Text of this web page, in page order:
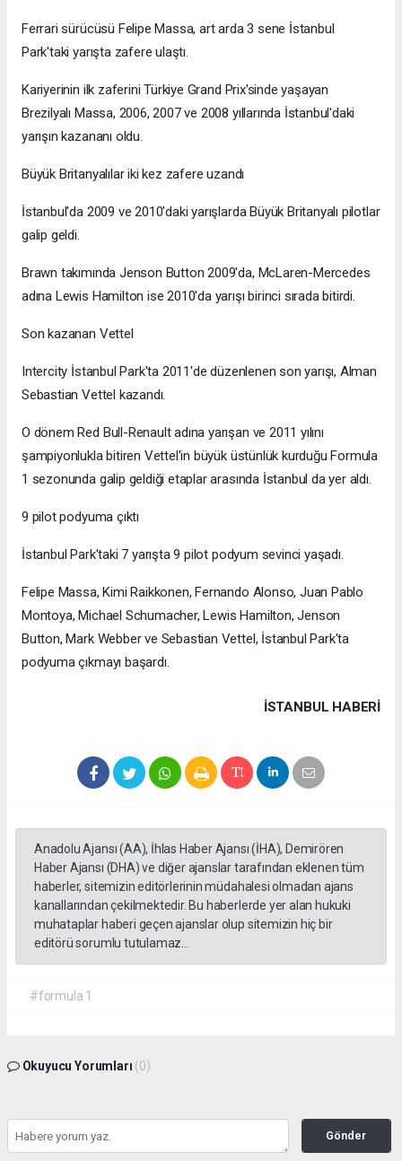
Ferrari sürücüsü Felipe Massa, art arda 3 sene İstanbul
Park'taki yarışta zafere ulaştı.
Kariyerinin ilk zaferini Türkiye Grand Prix'sinde yaşayan
Brezilyalı Massa, 2006, 2007 ve 2008 yıllarında İstanbul'daki
yarışın kazananı oldu.
Büyük Britanyalılar iki kez zafere uzandı
İstanbul'da 2009 ve 2010'daki yarışlarda Büyük Britanyalı pilotlar
galip geldi.
Brawn takımında Jenson Button 2009'da, McLaren-Mercedes
adına Lewis Hamilton ise 2010'da yarışı birinci sırada bitirdi.
Son kazanan Vettel
Intercity İstanbul Park'ta 2011'de düzenlenen son yarışı, Alman
Sebastian Vettel kazandı.
O dönem Red Bull-Renault adına yarışan ve 2011 yılını
şampiyonlukla bitiren Vettel'in büyük üstünlük kurduğu Formula
1 sezonunda galip geldiği etaplar arasında İstanbul da yer aldı.
9 pilot podyuma çıktı
İstanbul Park'taki 7 yarışta 9 pilot podyum sevinci yaşadı.
Felipe Massa, Kimi Raikkonen, Fernando Alonso, Juan Pablo
Montoya, Michael Schumacher, Lewis Hamilton, Jenson
Button, Mark Webber ve Sebastian Vettel, İstanbul Park'ta
podyuma çıkmayı başardı.
İSTANBUL HABERİ
Anadolu Ajansı (AA), İhlas Haber Ajansı (İHA), Demirören
Haber Ajansı (DHA) ve diğer ajanslar tarafından eklenen tüm
haberler, sitemizin editörlerinin müdahalesi olmadan ajans
kanallarından çekilmektedir. Bu haberlerde yer alan hukuki
muhataplar haberi geçen ajanslar olup sitemizin hiç bir
editörü sorumlu tutulamaz...
#formula 1
Okuyucu Yorumları (0)
Gönder